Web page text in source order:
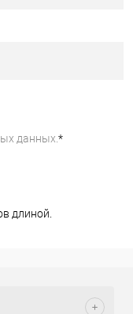
данных. *
длиной.